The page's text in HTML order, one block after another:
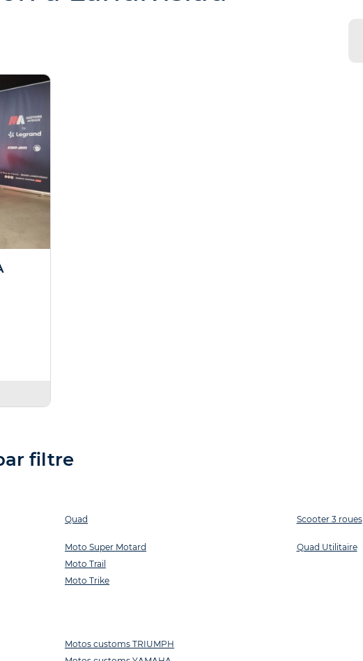
filtre
Quad Scooter 3 roues
Moto Super Motard
Moto Trail
Moto Trike
Quad Utilitaire
Motos customs TRIUMPH